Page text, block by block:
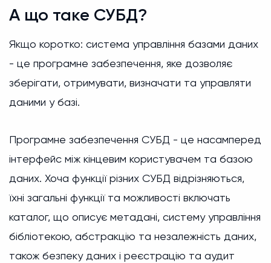
А що таке СУБД?
Якщо коротко: система управління базами даних
- це програмне забезпечення, яке дозволяє
зберігати, отримувати, визначати та управляти
даними у базі.
Програмне забезпечення СУБД - це насамперед
інтерфейс між кінцевим користувачем та базою
даних. Хоча функції різних СУБД відрізняються,
їхні загальні функції та можливості включать
каталог, що описує метадані, систему управління
бібліотекою, абстракцію та незалежність даних,
також безпеку даних і реєстрацію та аудит